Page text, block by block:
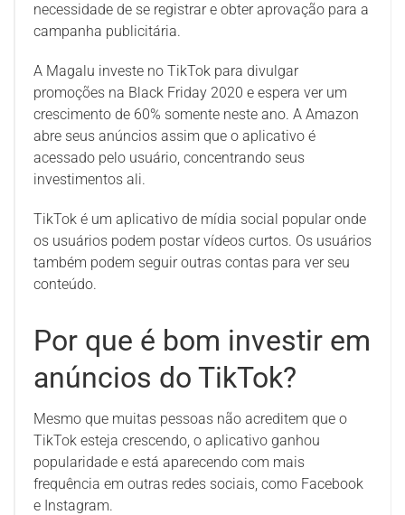
necessidade de se registrar e obter aprovação para a
campanha publicitária.
A Magalu investe no TikTok para divulgar
promoções na Black Friday 2020 e espera ver um
crescimento de 60% somente neste ano. A Amazon
abre seus anúncios assim que o aplicativo é
acessado pelo usuário, concentrando seus
investimentos ali.
TikTok é um aplicativo de mídia social popular onde
os usuários podem postar vídeos curtos. Os usuários
também podem seguir outras contas para ver seu
conteúdo.
Por que é bom investir em
anúncios do TikTok?
Mesmo que muitas pessoas não acreditem que o
TikTok esteja crescendo, o aplicativo ganhou
popularidade e está aparecendo com mais
frequência em outras redes sociais, como Facebook
e Instagram.